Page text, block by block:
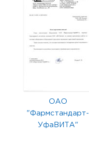
ОАО
"Фармстандарт-
УфаВИТА"